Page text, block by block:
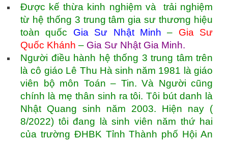
Được kế thừa kinh nghiệm và trải nghiệm
từ hệ thống 3 trung tâm gia sư thương hiệu
toàn quốc Gia Sư Nhật Minh –
Gia Sư
Quốc Khánh – Gia Sư Nhật Gia Minh.
Người điều hành hệ thống 3 trung tâm trên
là cô giáo Lê Thu Hà sinh năm 1981 là giáo
viên bộ môn Toán – Tin. Và Người cũng
chính là mẹ thân sinh ra tôi. Tôi bút danh là
Nhật Quang sinh năm 2003. Hiện nay (
8/2022) tôi đang là sinh viên năm thứ hai
của trường ĐHBK Tỉnh Thành phố Hội An